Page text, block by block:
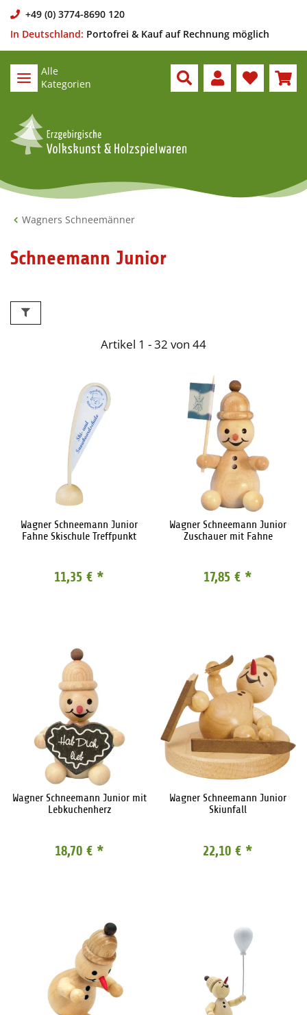
+49 (0) 3774-8690 120
In Deutschland: Portofrei & Kauf auf Rechnung möglich
Alle
Kategorien
Wagners Schneemänner
Schneemann Junior
Artikel 1 - 32 von 44
Wagner Schneemann Junior
Fahne Skischule Treffpunkt
11,35 € *
Wagner Schneemann Junior
Zuschauer mit Fahne
17,85 € *
Wagner Schneemann Junior mit
Lebkuchenherz
18,70 € *
Wagner Schneemann Junior
Skiunfall
22,10 € *